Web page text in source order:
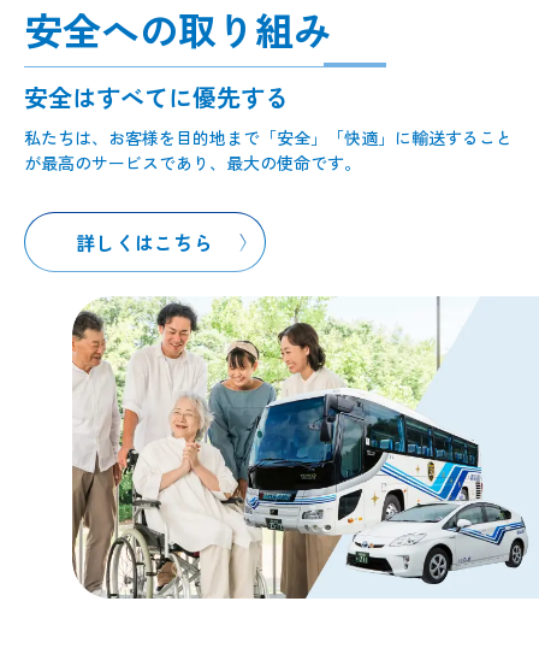
安全への取り組み
安全はすべてに優先する
私たちは、お客様を目的地まで「安全」「快適」に輸送すること
が最高のサービスであり、最大の使命です。
詳しくはこちら